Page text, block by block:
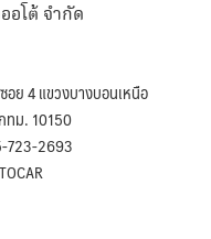
อโต้ จำกัด
ย 4 แขวงบางบอนเหนือ
ทม. 10150
723-2693